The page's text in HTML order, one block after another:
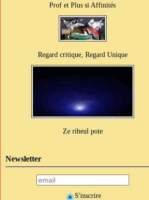
Prof et Plus si Affinités
Regard critique, Regard Unique
Ze riheul pote
Newsletter
S'inscrire